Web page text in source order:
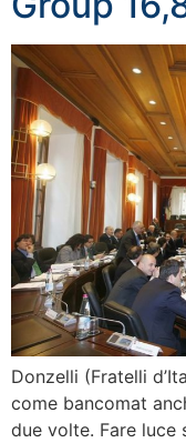
Donzelli (Fratelli
come bancomat
due volte. Fare luce